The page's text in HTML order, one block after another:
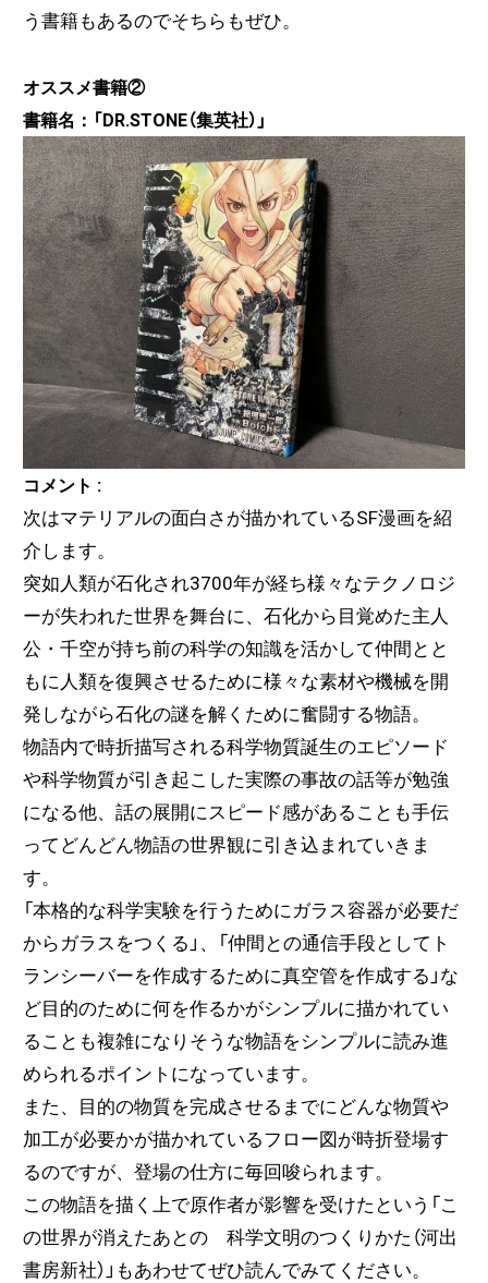
う書籍もあるのでそちらもぜひ。
オススメ書籍②
書籍名：「DR.STONE（集英社）」
コメント :
次はマテリアルの面白さが描かれているSF漫画を紹
介します。
突如人類が石化され3700年が経ち様々なテクノロジ
ーが失われた世界を舞台に、石化から目覚めた主人
公・千空が持ち前の科学の知識を活かして仲間とと
もに人類を復興させるために様々な素材や機械を開
発しながら石化の謎を解くために奮闘する物語。
物語内で時折描写される科学物質誕生のエピソード
や科学物質が引き起こした実際の事故の話等が勉強
になる他、話の展開にスピード感があることも手伝
ってどんどん物語の世界観に引き込まれていきま
す。
「本格的な科学実験を行うためにガラス容器が必要だ
からガラスをつくる」、「仲間との通信手段としてト
ランシーバーを作成するために真空管を作成する」な
ど目的のために何を作るかがシンプルに描かれてい
ることも複雑になりそうな物語をシンプルに読み進
められるポイントになっています。
また、目的の物質を完成させるまでにどんな物質や
加工が必要かが描かれているフロー図が時折登場す
るのですが、登場の仕方に毎回唆られます。
この物語を描く上で原作者が影響を受けたという「こ
の世界が消えたあとの 科学文明のつくりかた（河出
書房新社）」もあわせてぜひ読んでみてください。